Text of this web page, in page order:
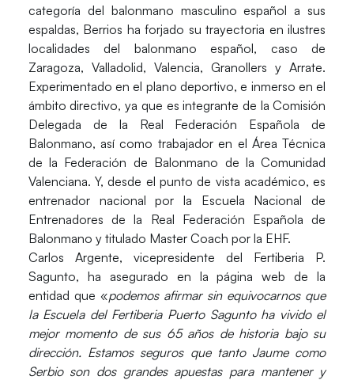
categoría del balonmano masculino español a sus
espaldas, Berrios ha forjado su trayectoria en ilustres
localidades del balonmano español, caso de
Zaragoza, Valladolid, Valencia, Granollers y Arrate.
Experimentado en el plano deportivo, e inmerso en el
ámbito directivo, ya que es integrante de la Comisión
Delegada de la Real Federación Española de
Balonmano, así como trabajador en el Área Técnica
de la Federación de Balonmano de la Comunidad
Valenciana. Y, desde el punto de vista académico, es
entrenador nacional por la Escuela Nacional de
Entrenadores de la Real Federación Española de
Balonmano y titulado Master Coach por la EHF.
Carlos Argente, vicepresidente del Fertiberia P.
Sagunto, ha asegurado en la página web de la
entidad que «podemos afirmar sin equivocarnos que
la Escuela del Fertiberia Puerto Sagunto ha vivido el
mejor momento de sus 65 años de historia bajo su
dirección. Estamos seguros que tanto Jaume como
Serbio son dos grandes apuestas para mantener y